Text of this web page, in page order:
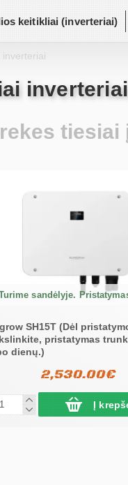
keitikliai (inverteriai)
inverteriai
inverteriai
sandėlyje.
SH15T (Dėl
pristatymas
dienų.)
2,530.00€
Į